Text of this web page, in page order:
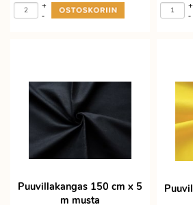
-
+
-
+
Puuvillakangas 150 cm x 5
m musta